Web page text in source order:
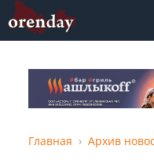
Главная Архив